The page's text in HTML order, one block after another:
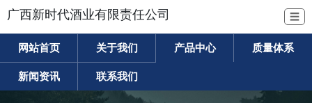
广西新时代酒业有限责任公司 ☰
网站首页 关于我们 产品中心 质量体系
新闻资讯 联系我们